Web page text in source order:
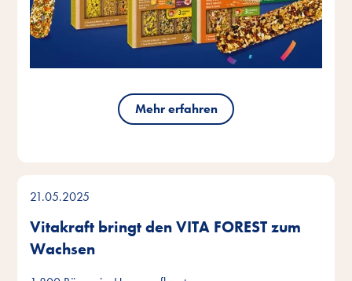
Mehr erfahren
21.05.2025
Vitakraft bringt den VITA FOREST zum
Wachsen